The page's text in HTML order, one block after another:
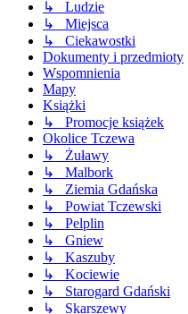
↳ Ludzie
↳ Miejsca
↳ Ciekawostki
Dokumenty i przedmioty
Wspomnienia
Mapy
Książki
↳ Promocje książek
Okolice Tczewa
↳ Żuławy
↳ Malbork
↳ Ziemia Gdańska
↳ Powiat Tczewski
↳ Pelplin
↳ Gniew
↳ Kaszuby
↳ Kociewie
↳ Starogard Gdański
↳ Skarszewy